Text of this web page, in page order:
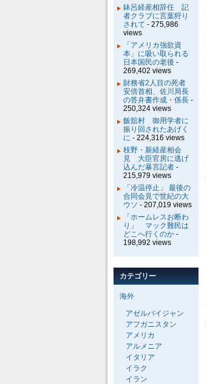
鉢呂経産相辞任 記
者クラブに言葉狩り
されて - 275,986
views
「アメリカ強欲資
本」に吸い取られる
日本国民の老後 -
269,402 views
財務省2人目の死者
安倍首相、佐川局長
の答弁書作成・係長 -
250,324 views
飯舘村 御用学者に
振り回されたあげく
に - 224,316 views
枝野・新経産相会
見 大臣官房に逃げ
込んだ暴言記者 -
215,979 views
「冷温停止」 最後の
合同会見で世紀の大
ウソ - 207,019 views
「ホームレスお断わ
り」 マック難民は
どこへ行くのか -
198,992 views
カテゴリー
海外
アゼルバイジャン
アフガニスタン
アメリカ
アルメニア
イタリア
イラク
イラン